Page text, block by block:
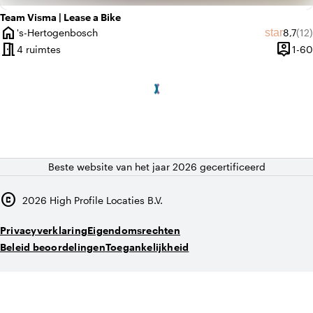
Team Visma | Lease a Bike
home
Plaats
's-Hertogenbosch star8,7(12)
meeting_room4 ruimtes person_pin1-60
Beste website van het jaar 2026 gecertificeerd
copyright 2026 High Profile Locaties B.V.
PrivacyverklaringEigendomsrechten
Beleid beoordelingenToegankelijkheid